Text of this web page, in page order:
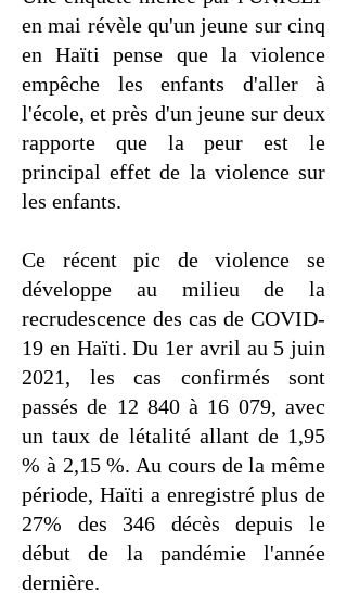
en mai révèle qu'un jeune sur cinq
en Haïti pense que la violence
empêche les enfants d'aller à
l'école, et près d'un jeune sur deux
rapporte que la peur est le
principal effet de la violence sur
les enfants.
Ce récent pic de violence se
développe au milieu de la
recrudescence des cas de COVID-
19 en Haïti. Du 1er avril au 5 juin
2021, les cas confirmés sont
passés de 12 840 à 16 079, avec
un taux de létalité allant de 1,95
% à 2,15 %. Au cours de la même
période, Haïti a enregistré plus de
27% des 346 décès depuis le
début de la pandémie l'année
dernière.